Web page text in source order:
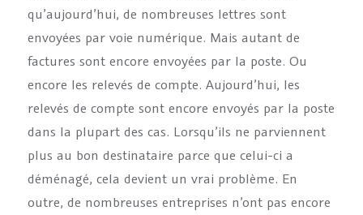
qu’aujourd’hui, de nombreuses lettres sont
envoyées par voie numérique. Mais autant de
factures sont encore envoyées par la poste. Ou
encore les relevés de compte. Aujourd’hui, les
relevés de compte sont encore envoyés par la poste
dans la plupart des cas. Lorsqu’ils ne parviennent
plus au bon destinataire parce que celui-ci a
déménagé, cela devient un vrai problème. En
outre, de nombreuses entreprises n’ont pas encore